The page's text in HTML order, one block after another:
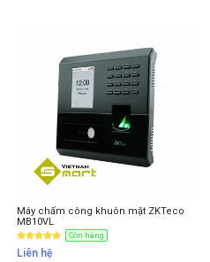
Máy chấm công khuôn mặt ZKTeco
MB10VL
Còn hàng
Liên hệ